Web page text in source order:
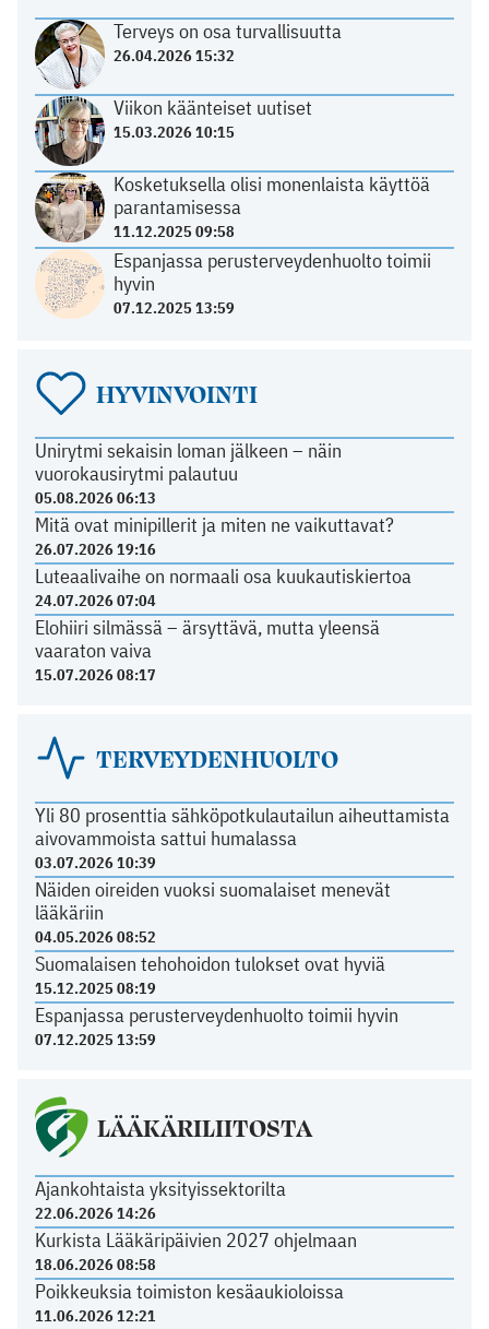
Terveys on osa turvallisuutta
26.04.2026 15:32
Viikon käänteiset uutiset
15.03.2026 10:15
Kosketuksella olisi monenlaista käyttöä
parantamisessa
11.12.2025 09:58
Espanjassa perusterveydenhuolto toimii
hyvin
07.12.2025 13:59
HYVINVOINTI
Unirytmi sekaisin loman jälkeen – näin
vuorokausirytmi palautuu
05.08.2026 06:13
Mitä ovat minipillerit ja miten ne vaikuttavat?
26.07.2026 19:16
Luteaalivaihe on normaali osa kuukautiskiertoa
24.07.2026 07:04
Elohiiri silmässä – ärsyttävä, mutta yleensä
vaaraton vaiva
15.07.2026 08:17
TERVEYDENHUOLTO
Yli 80 prosenttia sähköpotkulautailun aiheuttamista
aivovammoista sattui humalassa
03.07.2026 10:39
Näiden oireiden vuoksi suomalaiset menevät
lääkäriin
04.05.2026 08:52
Suomalaisen tehohoidon tulokset ovat hyviä
15.12.2025 08:19
Espanjassa perusterveydenhuolto toimii hyvin
07.12.2025 13:59
LÄÄKÄRILIITOSTA
Ajankohtaista yksityissektorilta
22.06.2026 14:26
Kurkista Lääkäripäivien 2027 ohjelmaan
18.06.2026 08:58
Poikkeuksia toimiston kesäaukioloissa
11.06.2026 12:21